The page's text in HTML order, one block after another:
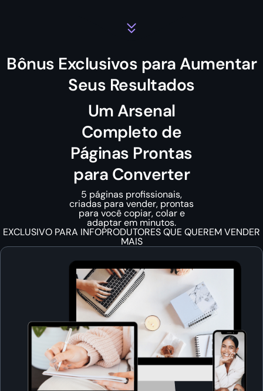
Bônus Exclusivos para Aumentar
Seus Resultados
Um Arsenal
Completo de
Páginas Prontas
para Converter
5 páginas profissionais,
criadas para vender, prontas
para você copiar, colar e
adaptar em minutos.
EXCLUSIVO PARA INFOPRODUTORES QUE QUEREM VENDER
MAIS